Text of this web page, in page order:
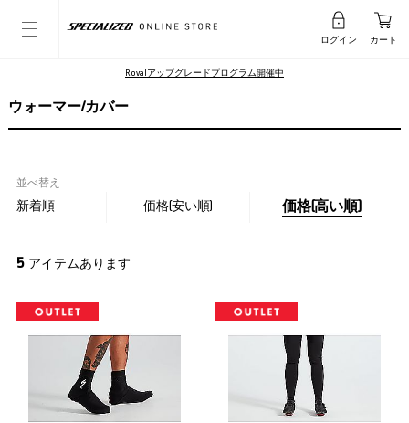
ログイン カート
Rovalアップグレードプログラム開催中
ウォーマー/カバー
並べ替え
新着順 価格(安い順) 価格(高い順)
5 アイテムあります